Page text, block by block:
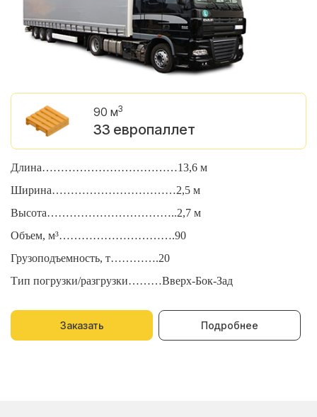
90 м3
33 европаллет
Длина………………………………13,6 м
Ширина……………………………2,5 м
Высота……………………………..2,7 м
Объем, м³………………………….90
Грузоподъемность, т………….20
Тип погрузки/разгрузки………Вверх-Бок-Зад
Заказать Подробнее